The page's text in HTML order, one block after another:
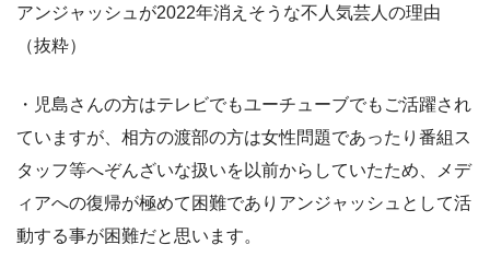
アンジャッシュが2022年消えそうな不人気芸人の理由
（抜粋）
・児島さんの方はテレビでもユーチューブでもご活躍され
ていますが、相方の渡部の方は女性問題であったり番組ス
タッフ等へぞんざいな扱いを以前からしていたため、メデ
ィアへの復帰が極めて困難でありアンジャッシュとして活
動する事が困難だと思います。